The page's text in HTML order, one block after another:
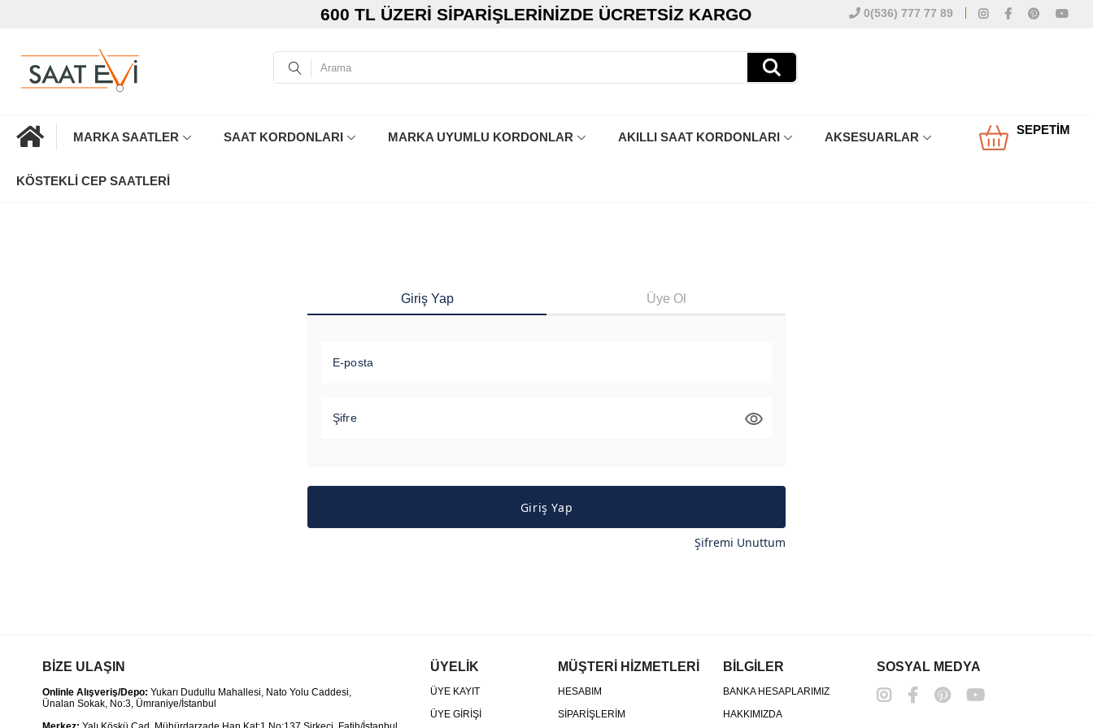
600 TL ÜZERI SIPARIŞLERINIZDE ÜCRETSIZ KARGO 0(536) 777 77 89
SEPETIM
MARKA SAATLER SAAT KORDONLARI MARKA UYUMLU KORDONLAR AKILLI SAAT KORDONLARI AKSESUARLAR
KÖSTEKLI CEP SAATLERI
Giriş Yap Üye Ol
E-posta
Şifre
Giriş Yap
Şifremi Unuttum
BİZE ULAŞIN
Onlinle Alışveriş/Depo: Yukarı Dudullu Mahallesi, Nato Yolu Caddesi,
Ünalan Sokak, No:3, Ümraniye/İstanbul
ÜYELİK
ÜYE KAYIT
ÜYE GİRİŞİ
MÜŞTERİ HİZMETLERİ
HESABIM
SİPARİŞLERİM
BİLGİLER
BANKA HESAPLARIMIZ
HAKKIMIZDA
SOSYAL MEDYA